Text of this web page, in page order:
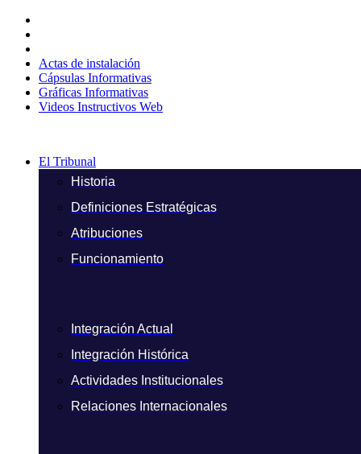
contenido
Actas de instalación
Cápsulas Informativas
Gráficas Informativas
Videos Instructivos Web
El Tribunal
Historia
Definiciones Estratégicas
Atribuciones
Funcionamiento
Integración Actual
Integración Histórica
Actividades Institucionales
Relaciones Internacionales